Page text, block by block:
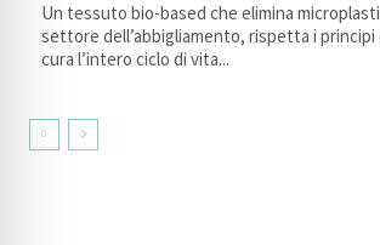
Un tessuto bio-based che elimina
settore dell’abbigliamento, rispetta i principi
cura l’intero ciclo di vita...